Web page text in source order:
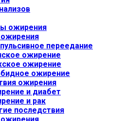
ожирения
переедание
ожирение
ожирение
ожирение
ожирения
и диабет
и рак
последствия